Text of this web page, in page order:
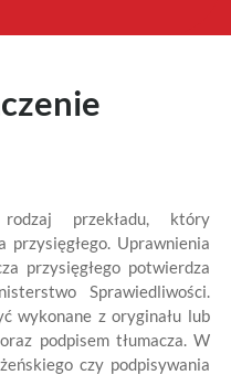
przekładu, który
przysięgłego. Uprawnienia
przysięgłego potwierdza
Sprawiedliwości.
wykonane z oryginału lub
podpisem tłumacza. W
czy podpisywania